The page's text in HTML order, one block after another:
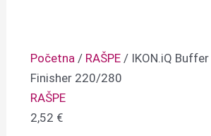
Početna / RAŠPE / IKON.iQ
Finisher 220/280
RAŠPE
2,52 €